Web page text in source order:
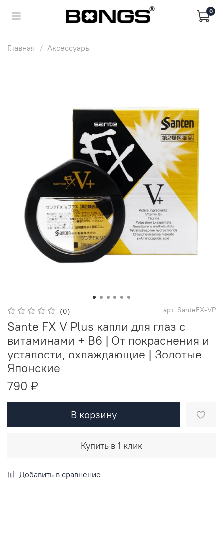
0
Главная Аксессуары
(0) арт. SanteFX-VP
Sante FX V Plus капли для глаз с
витаминами + B6 | От покраснения и
усталости, охлаждающие | Золотые
Японские
790 ₽
В корзину
Купить в 1 клик
Добавить в сравнение